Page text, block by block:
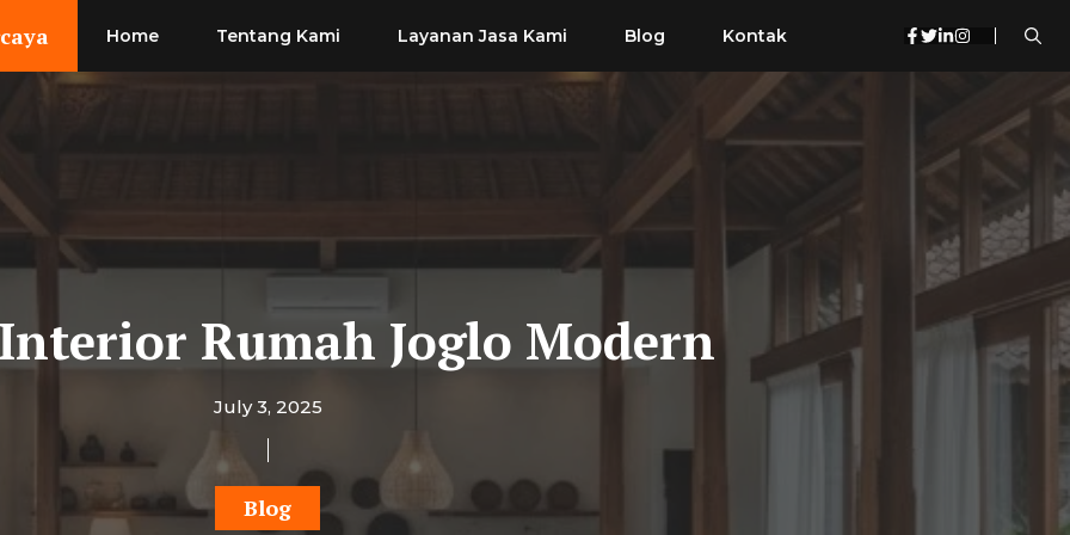
Home Tentang Kami Layanan Jasa Kami Blog Kontak
Rumah Joglo Modern
July 3, 2025
Blog